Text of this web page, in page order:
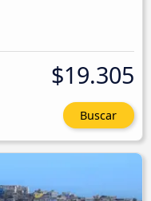
$19.305
Buscar